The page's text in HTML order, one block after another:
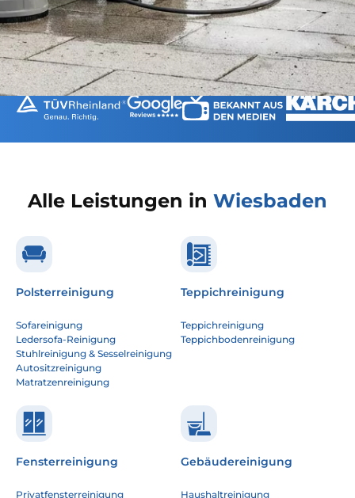
Alle Leistungen in Wiesbaden
Polsterreinigung
Sofareinigung
Ledersofa-Reinigung
Stuhlreinigung & Sesselreinigung
Autositzreinigung
Matratzenreinigung
Teppichreinigung
Teppichreinigung
Teppichbodenreinigung
Fensterreinigung
Privatfensterreinigung
Gebäudereinigung
Haushaltreinigung